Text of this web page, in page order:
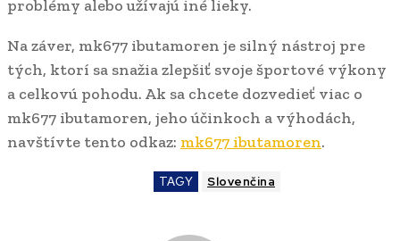
problémy alebo užívajú iné lieky.
Na záver, mk677 ibutamoren je silný nástroj pre
tých, ktorí sa snažia zlepšiť svoje športové výkony
a celkovú pohodu. Ak sa chcete dozvedieť viac o
mk677 ibutamoren, jeho účinkoch a výhodách,
navštívte tento odkaz: mk677 ibutamoren.
TAGY Slovenčina